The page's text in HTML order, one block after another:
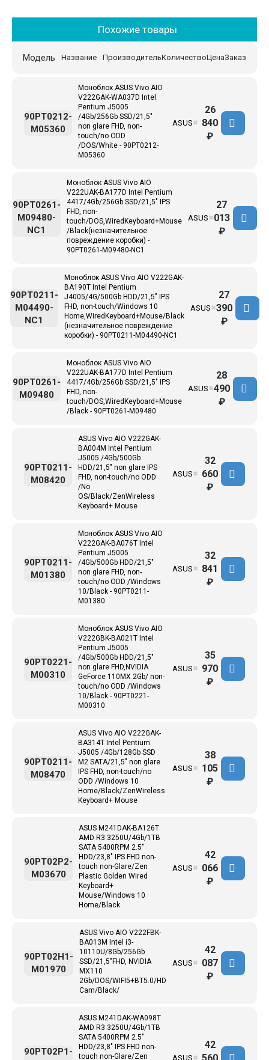
Похожие товары
Название Производитель
Модель КоличествоЦенаЗаказ
Моноблок ASUS Vivo AIO
V222GAK-WA037D Intel
Pentium J5005
/4Gb/256Gb SSD/21,5"
non glare FHD, non-
touch/no ODD
/DOS/White - 90PT0212-
M05360
ASUS
90PT0212-
M05360
✖
26
840
₽
Моноблок ASUS Vivo AIO
V222UAK-BA177D Intel Pentium
4417/4Gb/256Gb SSD/21,5" IPS
FHD, non-
touch/DOS,WiredKeyboard+Mouse
/Black(незначительное
повреждение коробки) -
90PT0261-M09480-NC1
ASUS
90PT0261-
M09480-
NC1
✖
27
013
₽
Моноблок ASUS Vivo AIO V222GAK-
BA190T Intel Pentium
J4005/4G/500Gb HDD/21,5" IPS
FHD, non-touch/Windows 10
Home,WiredKeyboard+Mouse/Black
(незначительное повреждение
коробки) - 90PT0211-M04490-NC1
ASUS
90PT0211-
M04490-
NC1
✖
27
390
₽
Моноблок ASUS Vivo AIO
V222UAK-BA177D Intel Pentium
4417/4Gb/256Gb SSD/21,5" IPS
FHD, non-
touch/DOS,WiredKeyboard+Mouse
/Black - 90PT0261-M09480
ASUS
90PT0261-
M09480
✖
28
490
₽
ASUS Vivo AIO V222GAK-
BA004M Intel Pentium
J5005 /4Gb/500Gb
HDD/21,5" non glare IPS
FHD, non-touch/no ODD
/No
OS/Black/ZenWireless
Keyboard+ Mouse
ASUS
90PT0211-
M08420
✖
32
660
₽
Моноблок ASUS Vivo AIO
V222GAK-BA076T Intel
Pentium J5005
/4Gb/500Gb HDD/21,5"
non glare FHD, non-
touch/no ODD /Windows
10/Black - 90PT0211-
M01380
ASUS
90PT0211-
M01380
✖
32
841
₽
Моноблок ASUS Vivo AIO
V222GBK-BA021T Intel
Pentium J5005
/4Gb/500Gb HDD/21,5"
non glare FHD,NVIDIA
GeForce 110MX 2Gb/ non-
touch/no ODD /Windows
10/Black - 90PT0221-
M00310
ASUS
90PT0221-
M00310
✖
35
970
₽
ASUS Vivo AIO V222GAK-
BA314T Intel Pentium
J5005 /4Gb/128Gb SSD
M2 SATA/21,5" non glare
IPS FHD, non-touch/no
ODD /Windows 10
Home/Black/ZenWireless
Keyboard+ Mouse
ASUS
90PT0211-
M08470
✖
38
105
₽
ASUS M241DAK-BA126T
AMD R3 3250U/4Gb/1TB
SATA 5400RPM 2.5"
HDD/23,8" IPS FHD non-
touch non-Glare/Zen
Plastic Golden Wired
Keyboard+
Mouse/Windows 10
Home/Black
ASUS
90PT02P2-
M03670
✖
42
066
₽
ASUS Vivo AIO V222FBK-
BA013M Intel i3-
10110U/8Gb/256Gb
SSD/21,5"FHD, NVIDIA
MX110
2Gb/DOS/WIFI5+BT5.0/HD
Cam/Black/
ASUS
90PT02H1-
M01970
✖
42
087
₽
ASUS M241DAK-WA098T
AMD R3 3250U/4Gb/1TB
SATA 5400RPM 2.5"
HDD/23,8" IPS FHD non-
touch non-Glare/Zen
ASUS
90PT02P1-
✖
42
560